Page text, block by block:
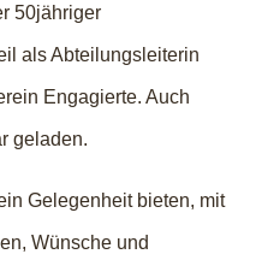
50jähriger
als Abteilungsleiterin
Engagierte. Auch
geladen.
Gelegenheit bieten, mit
Wünsche und